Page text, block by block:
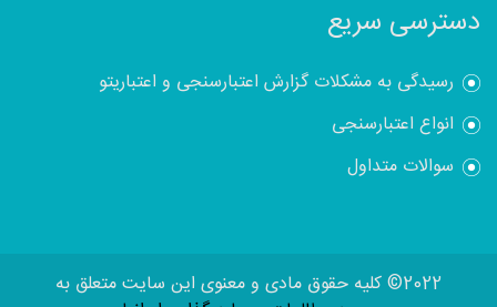
دسترسی سریع
رسیدگی به مشکلات گزارش اعتبارسنجی و اعتباریتو
انواع اعتبارسنجی
سوالات متداول
2022© کلیه حقوق مادی و معنوی این سایت متعلق به